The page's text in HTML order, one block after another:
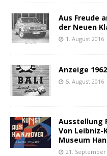
Aus Freude
der Neuen
1. August 2016
Anzeige
5. August 2016
Ausstellung
Von Leibniz-
Museum
21. September